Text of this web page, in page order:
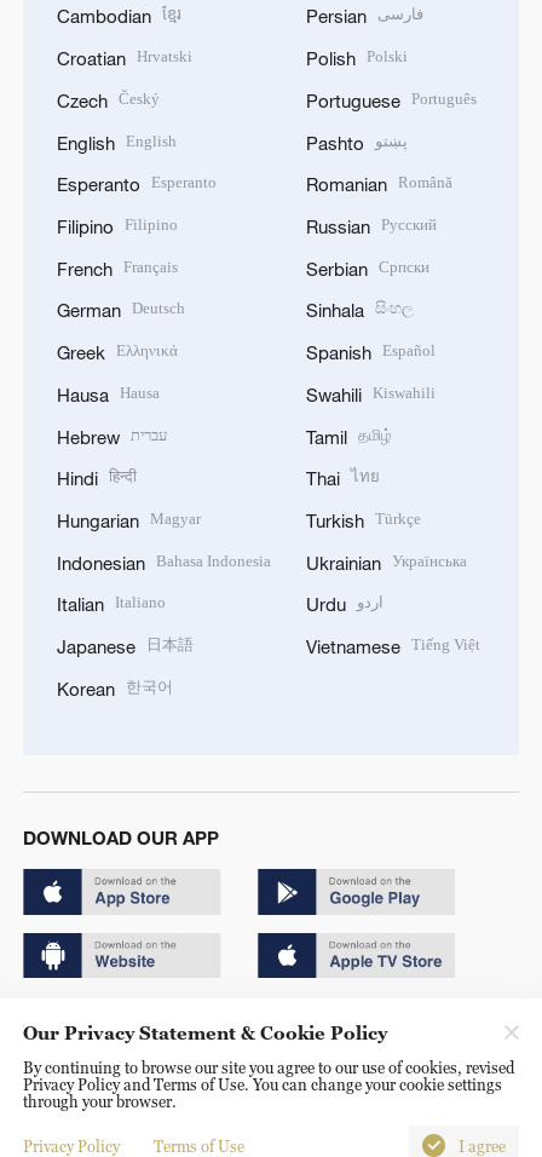
Cambodian ខ្មែរ
Croatian Hrvatski
Czech Český
English English
Esperanto Esperanto
Filipino Filipino
French Français
German Deutsch
Greek Ελληνικά
Hausa Hausa
Hebrew עברית
Hindi हिन्दी
Hungarian Magyar
Indonesian Bahasa Indonesia
Italian Italiano
Japanese 日本語
Korean 한국어
Persian فارسی
Polish Polski
Portuguese Português
Pashto پښتو
Romanian Română
Russian Русский
Serbian Српски
Sinhala සිංහල
Spanish Español
Swahili Kiswahili
Tamil தமிழ்
Thai ไทย
Turkish Türkçe
Ukrainian Українська
Urdu اردو
Vietnamese Tiếng Việt
DOWNLOAD OUR APP
京ICP备20000184号
京公网安备 11010502050052号
Disinformation report hotline: 010-85061466
Our Privacy Statement & Cookie Policy
By continuing to browse our site you agree to our use of cookies, revised
Privacy Policy and Terms of Use. You can change your cookie settings
through your browser.
Privacy Policy Terms of Use I agree